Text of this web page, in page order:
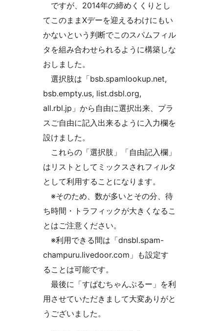
ですが、2014年の締めくくりとし
てこのままXデーを迎えるわけにもい
かないという判断でこのスパムフィル
タを組み合わせられるように構築しな
おしました。
選択肢は「bsb.spamlookup.net,
bsb.empty.us, list.dsbl.org,
all.rbl.jp」から自由に選択出来、プラ
スご自由に記入出来るように入力欄を
設けました。
これらの「選択肢」「自由記入欄」
はリストとしてミックスされフィルタ
として利用することになります。
※そのため、数が多いとその分、待
ち時間・トラフィックが大きくなるこ
とはご注意ください。
※利用できる間は「dnsbl.spam-
champuru.livedoor.com」も設定す
ることは可能です。
最後に「すぱむちゃんぷるー」を利
用させていただきまして大変ありがと
うございました。